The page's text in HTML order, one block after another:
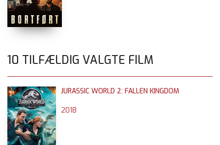
10 TILFÆLDIG VALGTE FILM
JURASSIC WORLD 2: FALLEN KINGDOM
2018